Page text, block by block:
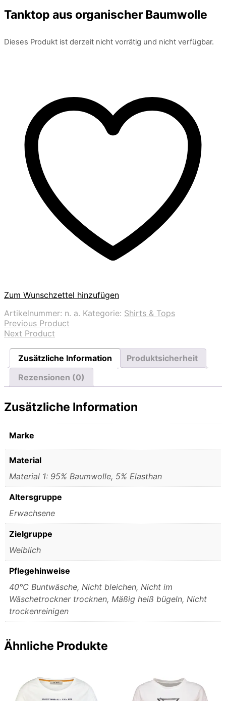
Tanktop aus organischer Baumwolle
Dieses Produkt ist derzeit nicht vorrätig und nicht verfügbar.
Zum Wunschzettel hinzufügen
Artikelnummer: n. a. Kategorie: Shirts & Tops
Previous Product
Next Product
Zusätzliche Information
Produktsicherheit
Rezensionen (0)
Zusätzliche Information
Marke
Material
Material 1: 95% Baumwolle, 5% Elasthan
Altersgruppe
Erwachsene
Zielgruppe
Weiblich
Pflegehinweise
40°C Buntwäsche, Nicht bleichen, Nicht im
Wäschetrockner trocknen, Mäßig heiß bügeln, Nicht
trockenreinigen
Ähnliche Produkte